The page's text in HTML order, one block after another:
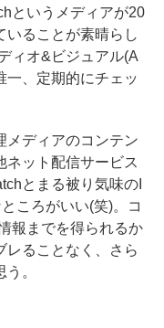
というメディアが20
いることが素晴らし
ィオ&ビジュアル(A
一、定期的にチェッ
メディアのコンテン
ネット配信サービス
とまる被り気味のI
ころがいい(笑)。コ
報までを得られるか
レることなく、さら
。